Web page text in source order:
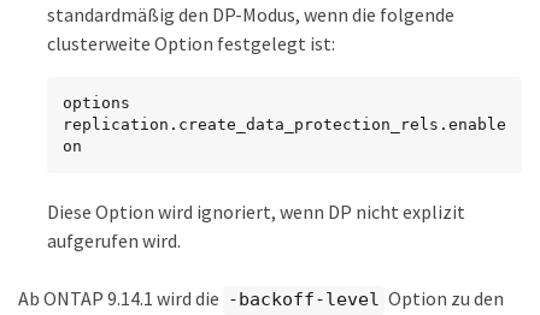
standardmäßig den DP-Modus, wenn die folgende
clusterweite Option festgelegt ist:
options
replication.create_data_protection_rels.enable
on
Diese Option wird ignoriert, wenn DP nicht explizit
aufgerufen wird.
Ab ONTAP 9.14.1 wird die -backoff-level Option zu den